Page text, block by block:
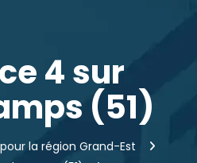
4 sur
(51)
la région Grand-Est